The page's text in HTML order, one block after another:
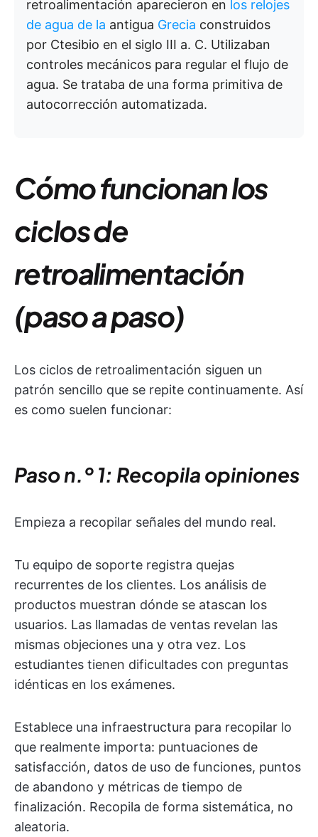
retroalimentación aparecieron en los relojes
de agua de la antigua Grecia construidos
por Ctesibio en el siglo III a. C. Utilizaban
controles mecánicos para regular el flujo de
agua. Se trataba de una forma primitiva de
autocorrección automatizada.
Cómo funcionan los
ciclos de
retroalimentación
(paso a paso)
Los ciclos de retroalimentación siguen un
patrón sencillo que se repite continuamente. Así
es como suelen funcionar:
Paso n.º 1: Recopila opiniones
Empieza a recopilar señales del mundo real.
Tu equipo de soporte registra quejas
recurrentes de los clientes. Los análisis de
productos muestran dónde se atascan los
usuarios. Las llamadas de ventas revelan las
mismas objeciones una y otra vez. Los
estudiantes tienen dificultades con preguntas
idénticas en los exámenes.
Establece una infraestructura para recopilar lo
que realmente importa: puntuaciones de
satisfacción, datos de uso de funciones, puntos
de abandono y métricas de tiempo de
finalización. Recopila de forma sistemática, no
aleatoria.